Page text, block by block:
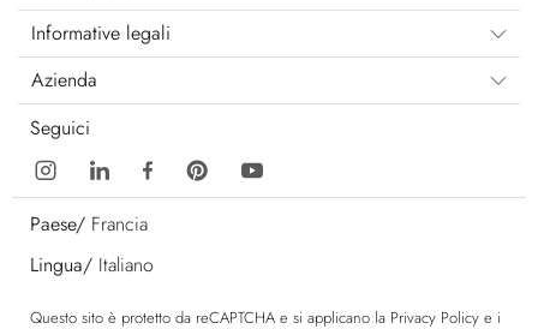
Informative legali
Azienda
Seguici
Paese/ Francia
Lingua/ Italiano
Questo sito è protetto da reCAPTCHA e si applicano la Privacy Policy e i